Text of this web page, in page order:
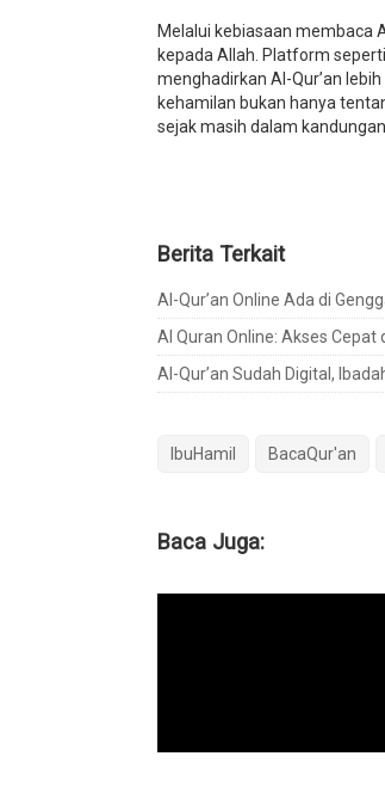
Melalui kebiasaan membaca
kepada Allah. Platform
menghadirkan Al-Qur’an
kehamilan bukan hanya
sejak masih dalam
Berita Terkait
Al-Qur’an Online Ada di
Al Quran Online: Akses
Al-Qur’an Sudah Digital,
IbuHamil BacaQur'an
Baca Juga: